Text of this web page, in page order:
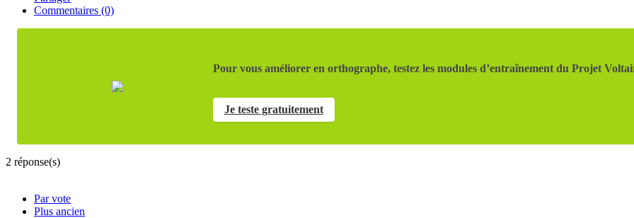
Commentaires (0)
Pour vous améliorer en orthographe, testez les modules d’entraînement du Projet
Je teste gratuitement
2 réponse(s)
Par vote
Plus ancien